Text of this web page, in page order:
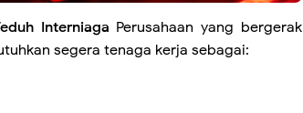
Interniaga Perusahaan yang bergerak
segera tenaga kerja sebagai: